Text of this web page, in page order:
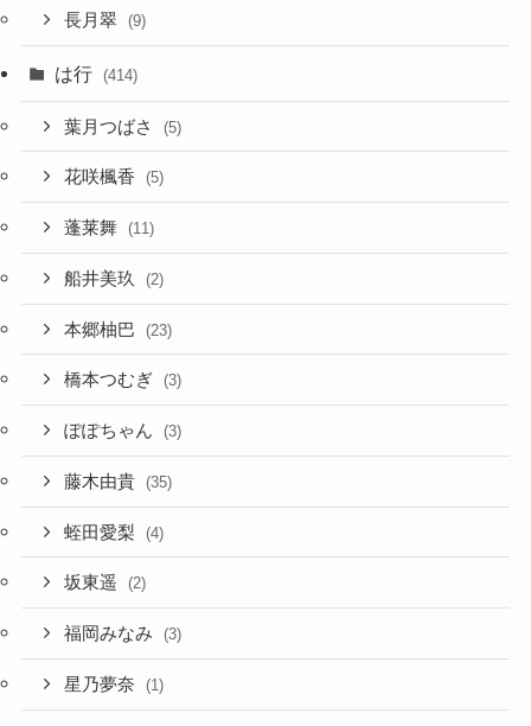
長月翠 (9)
は行 (414)
葉月つばさ (5)
花咲楓香 (5)
蓬莱舞 (11)
船井美玖 (2)
本郷柚巴 (23)
橋本つむぎ (3)
ぽぽちゃん (3)
藤木由貴 (35)
蛭田愛梨 (4)
坂東遥 (2)
福岡みなみ (3)
星乃夢奈 (1)